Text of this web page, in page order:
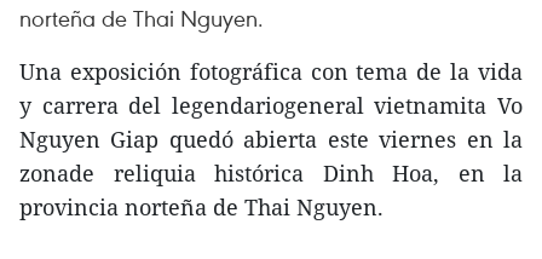
norteña de Thai Nguyen.
Una exposición fotográfica con tema de la vida
y carrera del legendariogeneral vietnamita Vo
Nguyen Giap quedó abierta este viernes en la
zonade reliquia histórica Dinh Hoa, en la
provincia norteña de Thai Nguyen.